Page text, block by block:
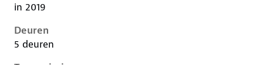
in 2019
Deuren
5 deuren